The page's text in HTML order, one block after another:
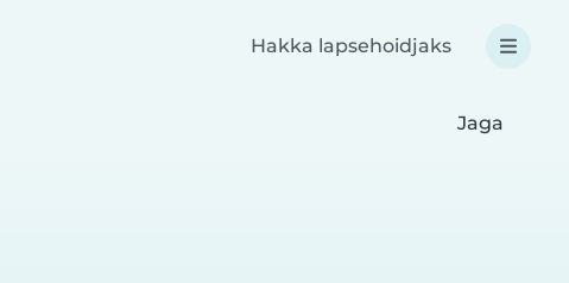
Hakka lapsehoidjaks
Jaga